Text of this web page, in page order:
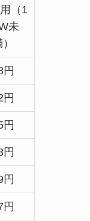
（1
未
円
円
円
円
円
円